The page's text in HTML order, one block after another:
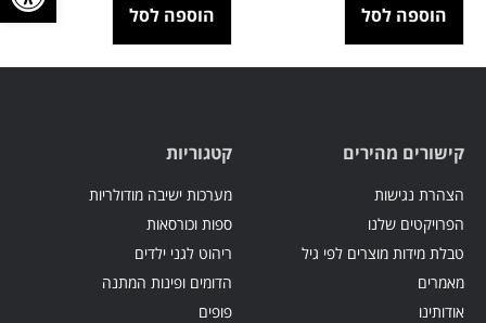
הוספה לסל הוספה לסל
קישורים מהירים
הצהרת נגישות
הפרויקטים שלנו
טבלת מידות מוצרים לפי גיל
מאמרים
אודותינו
קטגוריות
מערכות ישיבה מודולריות
ספות וכורסאות
ריהוט לגני ילדים
הדומים ופינות המתנה
פופים